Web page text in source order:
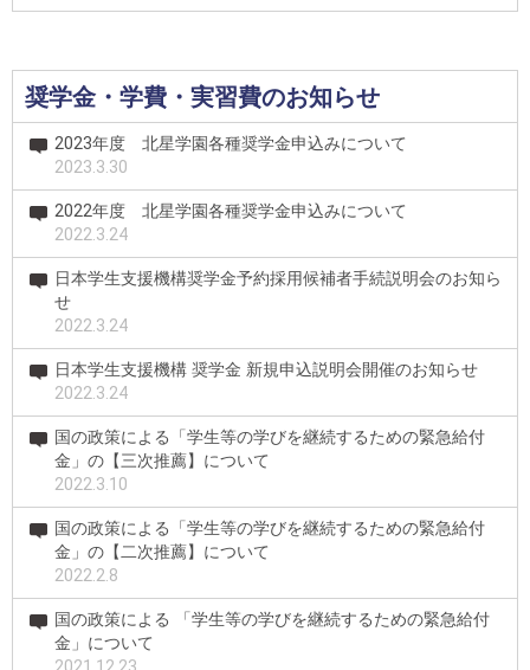
奨学金・学費・実習費のお知らせ
2023年度 北星学園各種奨学金申込みについて
2023.3.30
2022年度 北星学園各種奨学金申込みについて
2022.3.24
日本学生支援機構奨学金予約採用候補者手続説明会のお知ら
せ
2022.3.24
日本学生支援機構 奨学金 新規申込説明会開催のお知らせ
2022.3.24
国の政策による「学生等の学びを継続するための緊急給付
金」の【三次推薦】について
2022.3.10
国の政策による「学生等の学びを継続するための緊急給付
金」の【二次推薦】について
2022.2.8
国の政策による 「学生等の学びを継続するための緊急給付
金」について